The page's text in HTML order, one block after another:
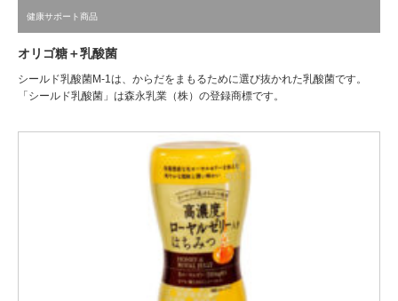
健康サポート商品
オリゴ糖＋乳酸菌
シールド乳酸菌M-1は、からだをまもるために選び抜かれた乳酸菌です。
「シールド乳酸菌」は森永乳業（株）の登録商標です。